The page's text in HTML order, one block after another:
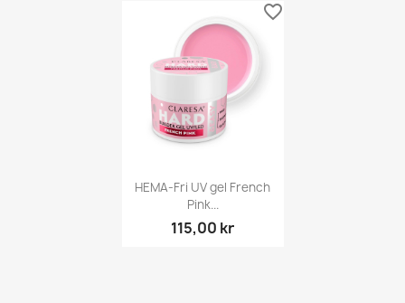
HEMA-Fri UV gel French
Pink...
115,00 kr
favorite_border